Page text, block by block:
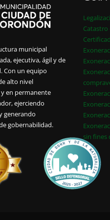
municipal
ejecutiva, ágil y de
Con un equipo
alto nivel
en permanente
ejerciendo
generando
gobernabilidad.
Catastro
sin fines